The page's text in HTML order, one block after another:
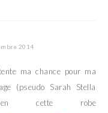
2014
ma chance pour ma
(pseudo Sarah Stella
cette robe